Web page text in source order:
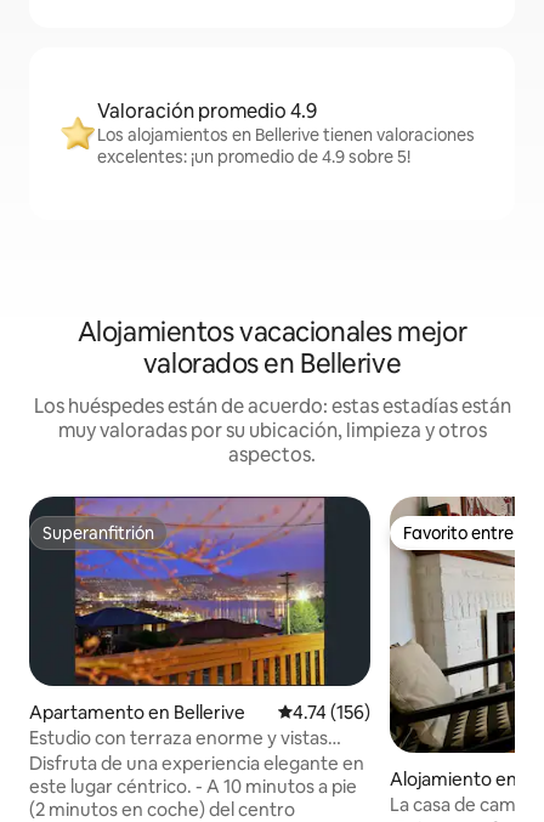
Valoración promedio 4.9
Los alojamientos en Bellerive tienen valoraciones
excelentes: ¡un promedio de 4.9 sobre 5!
Alojamientos vacacionales mejor
valorados en Bellerive
Los huéspedes están de acuerdo: estas estadías están
muy valoradas por su ubicación, limpieza y otros
aspectos.
Superanfitrión
Superanfitrión
Apartamento en Bellerive Calificación promedio: 4.74 de
4.74 (156)
Estudio con terraza enorme y vistas
impresionantes; a pie de tiendas
Disfruta de una experiencia elegante en
este lugar céntrico. - A 10 minutos a pie
(2 minutos en coche) del centro
Favorito entre
Favorito entre
Alojamiento en
La casa de campo